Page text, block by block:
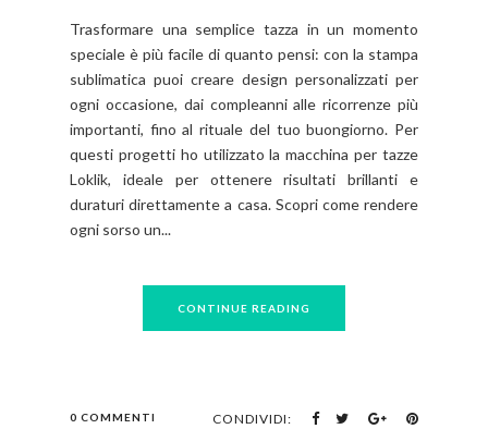
Trasformare una semplice tazza in un momento
speciale è più facile di quanto pensi: con la stampa
sublimatica puoi creare design personalizzati per
ogni occasione, dai compleanni alle ricorrenze più
importanti, fino al rituale del tuo buongiorno. Per
questi progetti ho utilizzato la macchina per tazze
Loklik, ideale per ottenere risultati brillanti e
duraturi direttamente a casa. Scopri come rendere
ogni sorso un...
CONTINUE READING
0 COMMENTI CONDIVIDI: